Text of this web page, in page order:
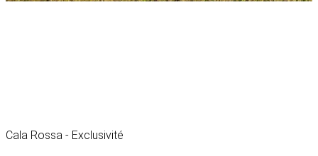
Cala Rossa - Exclusivité